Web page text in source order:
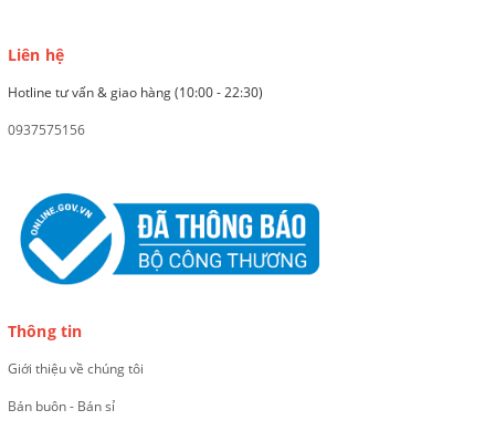
Liên hệ
Hotline tư vấn & giao hàng (10:00 - 22:30)
0937575156
Thông tin
Giới thiệu về chúng tôi
Bán buôn - Bán sỉ